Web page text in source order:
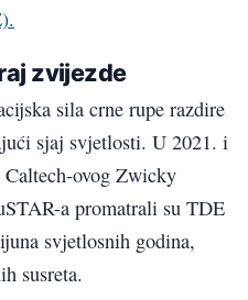
zvijezde
sila crne rupe razdire
sjaj svjetlosti. U 2021. i
ovog Zwicky
a promatrali su TDE
svjetlosnih godina,
susreta.